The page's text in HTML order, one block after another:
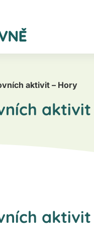
aktivit – Hory
aktivit
aktivit